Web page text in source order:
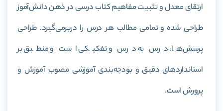
ارتقای معدل و تثبیت مفاهیم کتاب درسی در ذهن دانش‌آموز
طراحی شده و تمامی مطالب هر درس را دربرمی‌گیرد. طراحی
پرسش‌ها، درس به درس و تفکیکی است و منطبق بر
استاندارد‌های دقیق و بودجه‌بندی آموزشی مصوب آموزش و
پرورش است.